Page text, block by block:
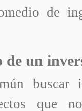
de
de un
buscar
que